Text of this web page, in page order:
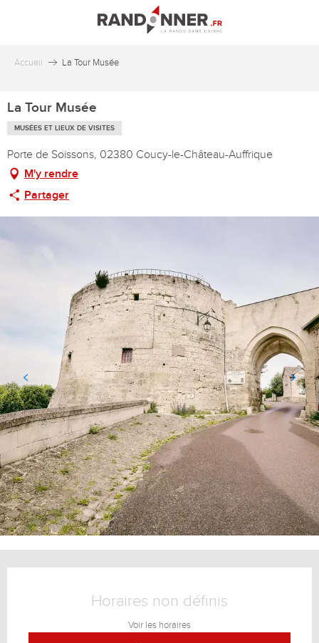
principal
Accueil La Tour Musée
La Tour Musée
MUSÉES ET LIEUX DE VISITES
Porte de Soissons, 02380 Coucy-le-Château-Auffrique
M'y rendre
Partager
Horaires non définis
Voir les horaires